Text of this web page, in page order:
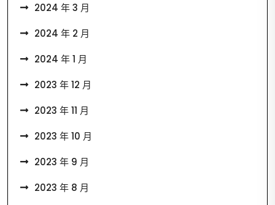
2024 年 3 月
2024 年 2 月
2024 年 1 月
2023 年 12 月
2023 年 11 月
2023 年 10 月
2023 年 9 月
2023 年 8 月